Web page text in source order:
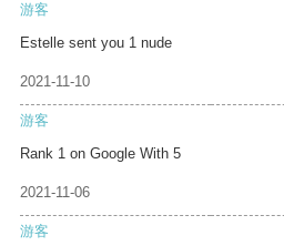
游客
Estelle sent you 1 nude
2021-11-10
游客
Rank 1 on Google With 5
2021-11-06
游客